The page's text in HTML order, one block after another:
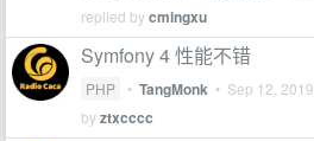
replied bycmingxu
Symfony 4 性能不错
PHP • TangMonk • Sep 12, 2019
byztxcccc